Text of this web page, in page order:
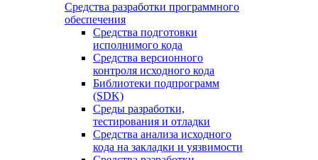
Средства разработки программного
обеспечения
Средства подготовки
исполнимого кода
Средства версионного
контроля исходного кода
Библиотеки подпрограмм
(SDK)
Среды разработки,
тестирования и отладки
Средства анализа исходного
кода на закладки и уязвимости